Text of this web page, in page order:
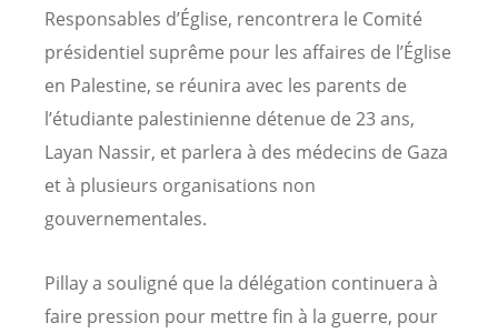
Responsables d’Église, rencontrera le Comité
présidentiel suprême pour les affaires de l’Église
en Palestine, se réunira avec les parents de
l’étudiante palestinienne détenue de 23 ans,
Layan Nassir, et parlera à des médecins de Gaza
et à plusieurs organisations non
gouvernementales.
Pillay a souligné que la délégation continuera à
faire pression pour mettre fin à la guerre, pour